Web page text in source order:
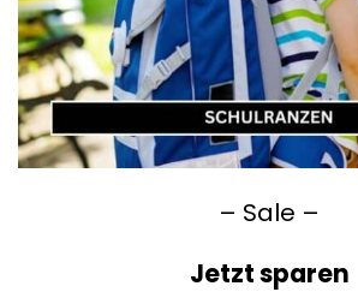
– Sale –
Jetzt sparen